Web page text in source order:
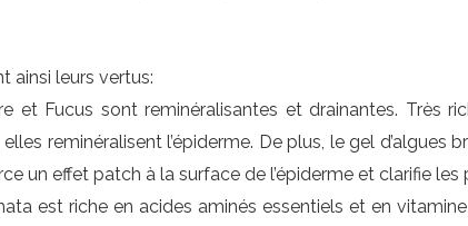
ainsi leurs vertus:
et Fucus sont reminéralisantes et drainantes. Très
reminéralisent l’épiderme. De plus, le gel d’algues
un effet patch à la surface de l’épiderme et clarifie les
est riche en acides aminés essentiels et en